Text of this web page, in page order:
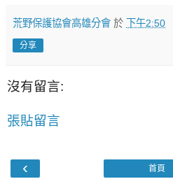
荒野保護協會高雄分會 於 下午2:50
分享
沒有留言:
張貼留言
‹ 首頁